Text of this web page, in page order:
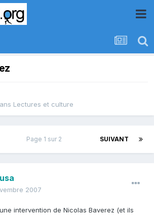
Lectures et culture
SUIVANT
Page 1 sur 2
2007
intervention de Nicolas Baverez (et ils